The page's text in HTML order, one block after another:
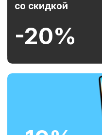
со скидкой
-20%